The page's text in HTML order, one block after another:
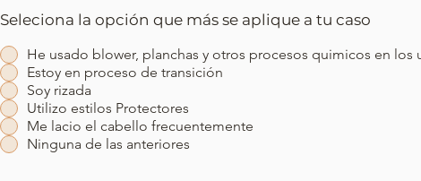
Seleciona la opción que más se aplique a tu caso
He usado blower, planchas y otros procesos quimicos en los
Estoy en proceso de transición
Soy rizada
Utilizo estilos Protectores
Me lacio el cabello frecuentemente
Ninguna de las anteriores